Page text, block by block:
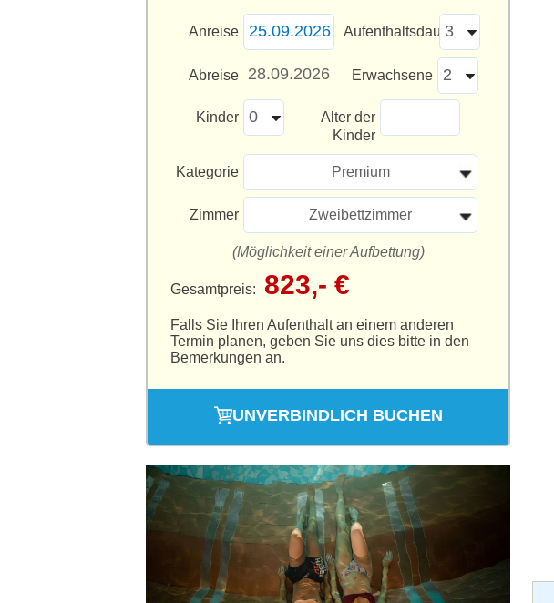
Anreise Aufenthaltsdauer
Abreise Erwachsene
Kinder
Alter der
Kinder
Kategorie Premium
Zimmer Zweibettzimmer
(Möglichkeit einer Aufbettung)
Gesamtpreis: 823,- €
Falls Sie Ihren Aufenthalt an einem anderen
Termin planen, geben Sie uns dies bitte in den
Bemerkungen an.
UNVERBINDLICH BUCHEN